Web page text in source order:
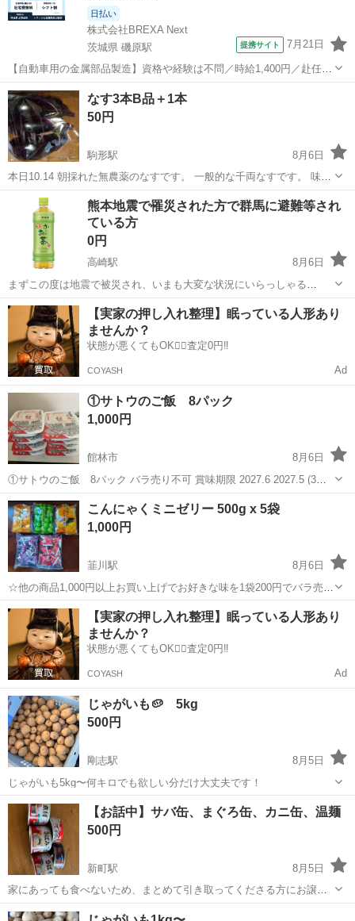
日払い
株式会社BREXA Next
茨城県 磯原駅
提携サイト 7月21日
【自動車用の金属部品製造】資格や経験は不問／時給1,400円／赴任旅
費会社負担／正社員登用のチャンスあり／食堂利用可能／マイカー通
勤OK《茨城県茨城市》 人気の工場のお仕事 ◇トラックの金属部品の
製造◇ ★トラックの金属...
茨城 北茨城市 磯原駅 その他
なす3本B品＋1本
50円
駒形駅
8月6日
本日10.14 朝採れた無農薬のなすです。 一般的な千両なすです。 味噌
炒め、ピーマン、玉ねぎで炒め おいしいですよ。煮浸しや、 てんぷら
や素揚げして大根おろしで どうぞ… 赤堀町伊勢﨑寄りになります。
セブンイレブン等、コ...
伊勢崎市 駒形駅 食品
熊本地震で罹災された方で群馬に避難等され
ている方
0円
高崎駅
8月6日
まずこの度は地震で被災され、いまも大変な状況にいらっしゃる
方々、衷心より御見舞申し上げます。 もし高崎近郊に避難等されてい
るかたいらっしゃるようでしたら ペットボトルのお茶等、トイレット
ペーパー、ティッシュペーパーな...
群馬 高崎市 高崎駅 食品
【実家の押し入れ整理】眠っている人形あり
ませんか？
状態が悪くてもOK🙆‍♀️査定0円‼️
COYASH Ad
①サトウのご飯 8パック
1,000円
館林市
8月6日
①サトウのご飯 8パック バラ売り不可 賞味期限 2027.6 2027.5 (3パ
ック) 受け渡し日時 8月7日 受け渡し場所 館林市内 値下げ不可
群馬 館林市
こんにゃくミニゼリー 500g x 5袋
1,000円
韮川駅
8月6日
☆他の商品1,000円以上お買い上げでお好きな味を1袋200円でバラ売り
致します。 1袋(500g)に約34個前後入ってます。 賞味期限 2027.6.28〜
2027.8.7 ○北海道 メロン ○長野県産 シャインマスカッ...
群馬 太田市 韮川駅 食品 シャインマスカット
【実家の押し入れ整理】眠っている人形あり
ませんか？
状態が悪くてもOK🙆‍♀️査定0円‼️
COYASH Ad
じゃがいも🥔 5kg
500円
剛志駅
8月5日
じゃがいも5kg〜何キロでも欲しい分だけ大丈夫です！
群馬 伊勢崎市 剛志駅 食品 じゃがいも
【お話中】サバ缶、まぐろ缶、カニ缶、温麺
500円
新町駅
8月5日
家にあっても食べないため、まとめて引き取ってくださる方にお譲り
します。
群馬 藤岡市 新町駅